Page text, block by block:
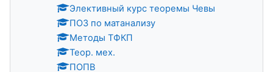
Элективный курс теоремы Чевы
ПОЗ по матанализу
Методы ТФКП
Теор. мех.
ПОПВ